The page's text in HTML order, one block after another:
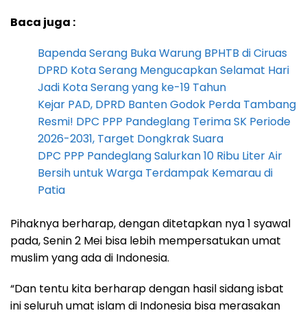
Baca juga :
Bapenda Serang Buka Warung BPHTB di Ciruas
DPRD Kota Serang Mengucapkan Selamat Hari
Jadi Kota Serang yang ke-19 Tahun
Kejar PAD, DPRD Banten Godok Perda Tambang
Resmi! DPC PPP Pandeglang Terima SK Periode
2026-2031, Target Dongkrak Suara
DPC PPP Pandeglang Salurkan 10 Ribu Liter Air
Bersih untuk Warga Terdampak Kemarau di
Patia
Pihaknya berharap, dengan ditetapkan nya 1 syawal
pada, Senin 2 Mei bisa lebih mempersatukan umat
muslim yang ada di Indonesia.
“Dan tentu kita berharap dengan hasil sidang isbat
ini seluruh umat islam di Indonesia bisa merasakan